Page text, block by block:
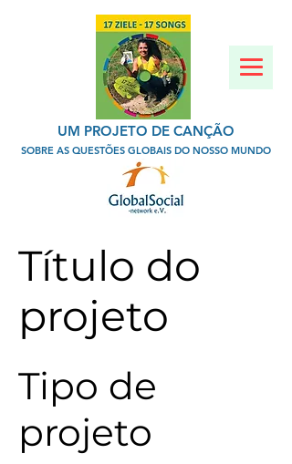
UM PROJETO DE CANÇÃO
SOBRE AS QUESTÕES GLOBAIS DO NOSSO MUNDO
Título do
projeto
Tipo de
projeto